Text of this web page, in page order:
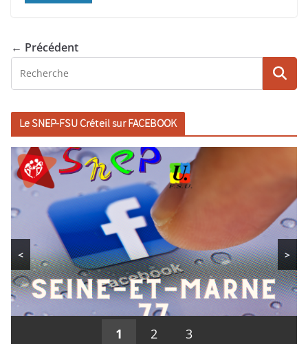
← Précédent
Le SNEP-FSU Créteil sur FACEBOOK
< >
1 2 3